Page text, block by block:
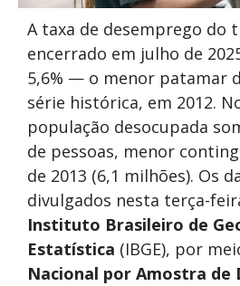
A taxa de desemprego do
encerrado em julho de
5,6% — o menor patamar
série histórica, em 2012.
população desocupada
de pessoas, menor
de 2013 (6,1 milhões). Os
divulgados nesta terça-
Instituto Brasileiro de
Estatística (IBGE), por
Nacional por Amostra de